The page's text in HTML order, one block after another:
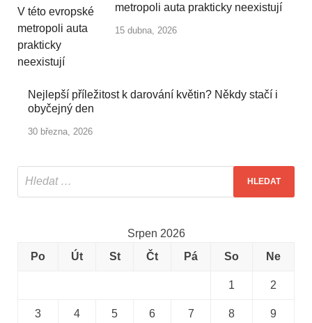
metropoli auta prakticky neexistují
15 dubna, 2026
Nejlepší příležitost k darování květin? Někdy stačí i
obyčejný den
30 března, 2026
Srpen 2026
Po
Út St Čt Pá So Ne
1 2
3 4 5 6 7 8 9